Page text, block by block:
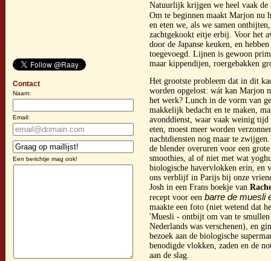
Contact
Naam:
Email:
Een berichtje mag ook!
Natuurlijk krijgen we heel vaak de
Om te beginnen maakt Marjon nu
en eten we, als we samen
zachtgekookt eitje erbij. Voor het
door de Japanse keuken, en
toegevoegd. Lijnen is gewoon
maar kippendijen, roergebakken
Het grootste probleem dat in dit
worden opgelost: wát kan Marjon
het werk? Lunch in de vorm van
makkelijk bedacht en te maken,
avonddienst, waar vaak weinig
eten, moest meer worden
nachtdiensten nog maar te
de blender overuren voor een
smoothies, al of niet met wat
biologische havervlokken erin, en
ons verblijf in Parijs bij onze
Josh in een Frans boekje van
recept voor een barre de muesli
maakte een foto (niet wetend dat
'Muesli - ontbijt om van te
Nederlands was verschenen), en
bezoek aan de biologische
benodigde vlokken, zaden en de
aan de slag.